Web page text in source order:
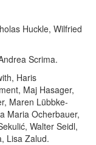
Huckle, Wilfried
Scrima.
Haris
Maj Hasager,
Maren Lübbke-
Maria Ocherbauer,
Walter Seidl,
Lisa Zalud.